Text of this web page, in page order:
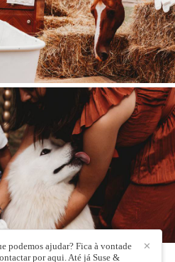
✕
podemos ajudar? Fica à vontade
por aqui. Até já Suse &